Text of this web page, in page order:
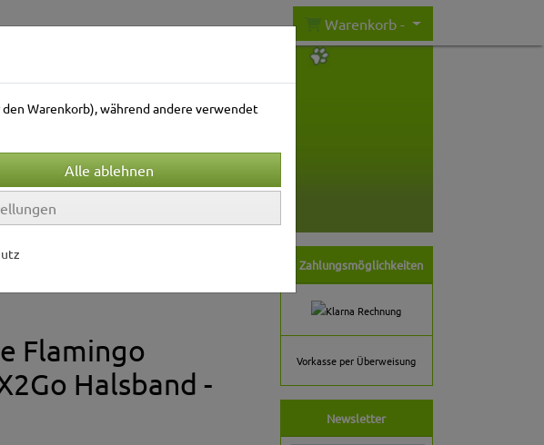
Warenkorb -
Flamingo
Halsband -
Zahlungsmöglichkeiten
Vorkasse per Überweisung
Newsletter
Warenkorb), während andere verwendet